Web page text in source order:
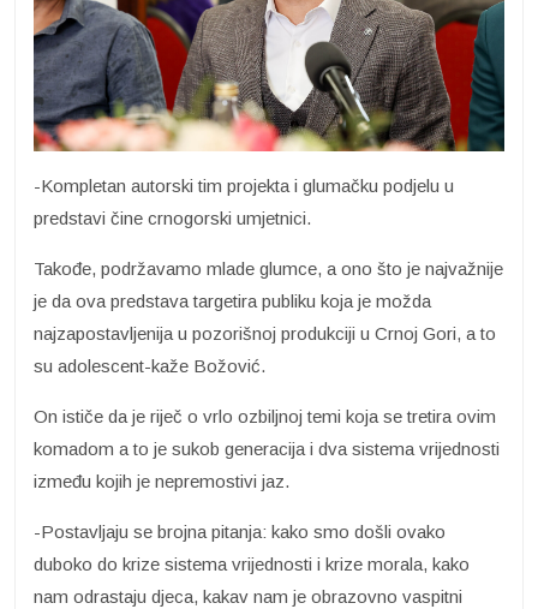
-Kompletan autorski tim projekta i glumačku podjelu u
predstavi čine crnogorski umjetnici.
Takođe, podržavamo mlade glumce, a ono što je najvažnije
je da ova predstava targetira publiku koja je možda
najzapostavljenija u pozorišnoj produkciji u Crnoj Gori, a to
su adolescent-kaže Božović.
On ističe da je riječ o vrlo ozbiljnoj temi koja se tretira ovim
komadom a to je sukob generacija i dva sistema vrijednosti
između kojih je nepremostivi jaz.
-Postavljaju se brojna pitanja: kako smo došli ovako
duboko do krize sistema vrijednosti i krize morala, kako
nam odrastaju djeca, kakav nam je obrazovno vaspitni